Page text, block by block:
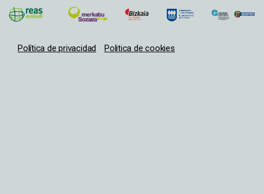
Política de privacidad Politica de cookies